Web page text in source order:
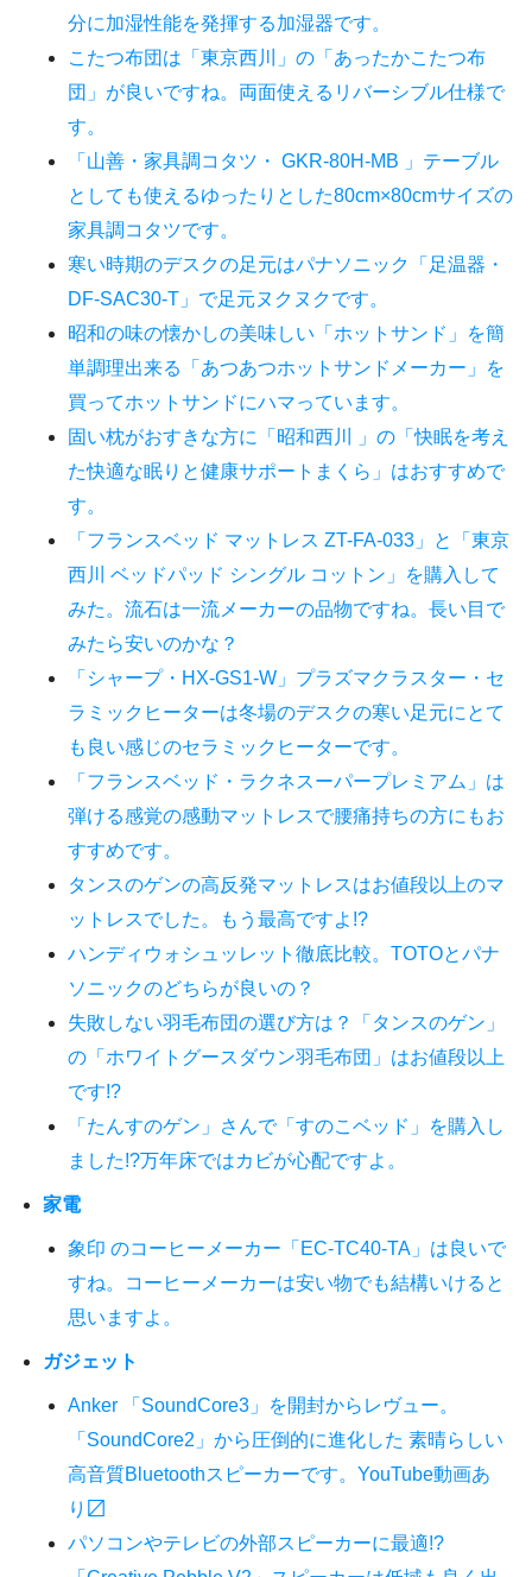
分に加湿性能を発揮する加湿器です。
こたつ布団は「東京西川」の「あったかこたつ布
団」が良いですね。両面使えるリバーシブル仕様で
す。
「山善・家具調コタツ・ GKR-80H-MB 」テーブル
としても使えるゆったりとした80cm×80cmサイズの
家具調コタツです。
寒い時期のデスクの足元はパナソニック「足温器・
DF-SAC30-T」で足元ヌクヌクです。
昭和の味の懐かしの美味しい「ホットサンド」を簡
単調理出来る「あつあつホットサンドメーカー」を
買ってホットサンドにハマっています。
固い枕がおすきな方に「昭和西川 」の「快眠を考え
た快適な眠りと健康サポートまくら」はおすすめで
す。
「フランスベッド マットレス ZT-FA-033」と「東京
西川 ベッドパッド シングル コットン」を購入して
みた。流石は一流メーカーの品物ですね。長い目で
みたら安いのかな？
「シャープ・HX-GS1-W」プラズマクラスター・セ
ラミックヒーターは冬場のデスクの寒い足元にとて
も良い感じのセラミックヒーターです。
「フランスベッド・ラクネスーパープレミアム」は
弾ける感覚の感動マットレスで腰痛持ちの方にもお
すすめです。
タンスのゲンの高反発マットレスはお値段以上のマ
ットレスでした。もう最高ですよ!?
ハンディウォシュッレット徹底比較。TOTOとパナ
ソニックのどちらが良いの？
失敗しない羽毛布団の選び方は？「タンスのゲン」
の「ホワイトグースダウン羽毛布団」はお値段以上
です!?
「たんすのゲン」さんで「すのこベッド」を購入し
ました!?万年床ではカビが心配ですよ。
家電
象印 のコーヒーメーカー「EC-TC40-TA」は良いで
すね。コーヒーメーカーは安い物でも結構いけると
思いますよ。
ガジェット
Anker 「SoundCore3」を開封からレヴュー。
「SoundCore2」から圧倒的に進化した 素晴らしい
高音質Bluetoothスピーカーです。YouTube動画あ
り〼
パソコンやテレビの外部スピーカーに最適!?